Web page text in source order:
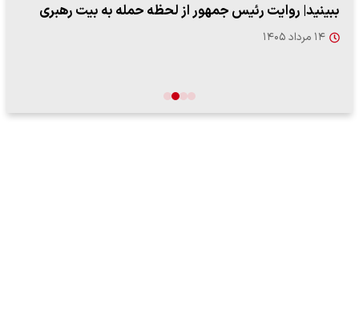
ببینید| روایت رئیس جمهور از لحظه حمله به بیت رهبری
۱۴ مرداد ۱۴۰۵